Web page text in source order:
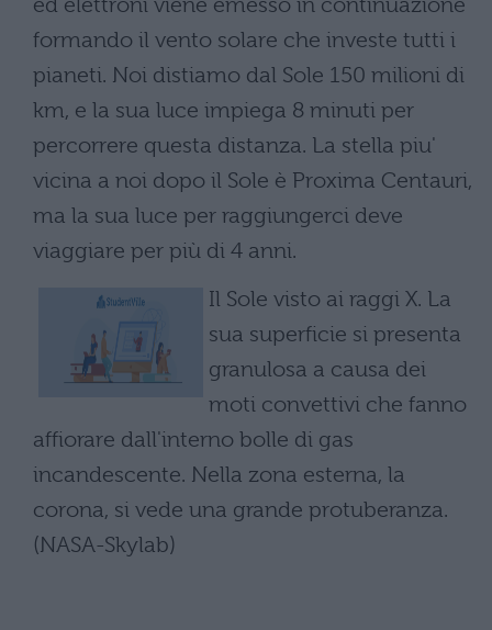
formando il vento solare che investe tutti i
pianeti. Noi distiamo dal Sole 150 milioni di
km, e la sua luce impiega 8 minuti per
percorrere questa distanza. La stella piu'
vicina a noi dopo il Sole è Proxima Centauri,
ma la sua luce per raggiungerci deve
viaggiare per più di 4 anni.
Il Sole visto ai raggi X. La
sua superficie si presenta
granulosa a causa dei
moti convettivi che fanno
affiorare dall'interno bolle di gas
incandescente. Nella zona esterna, la
corona, si vede una grande protuberanza.
(NASA-Skylab)